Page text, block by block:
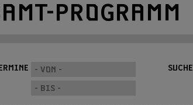
PROGRAMM
SUCHE